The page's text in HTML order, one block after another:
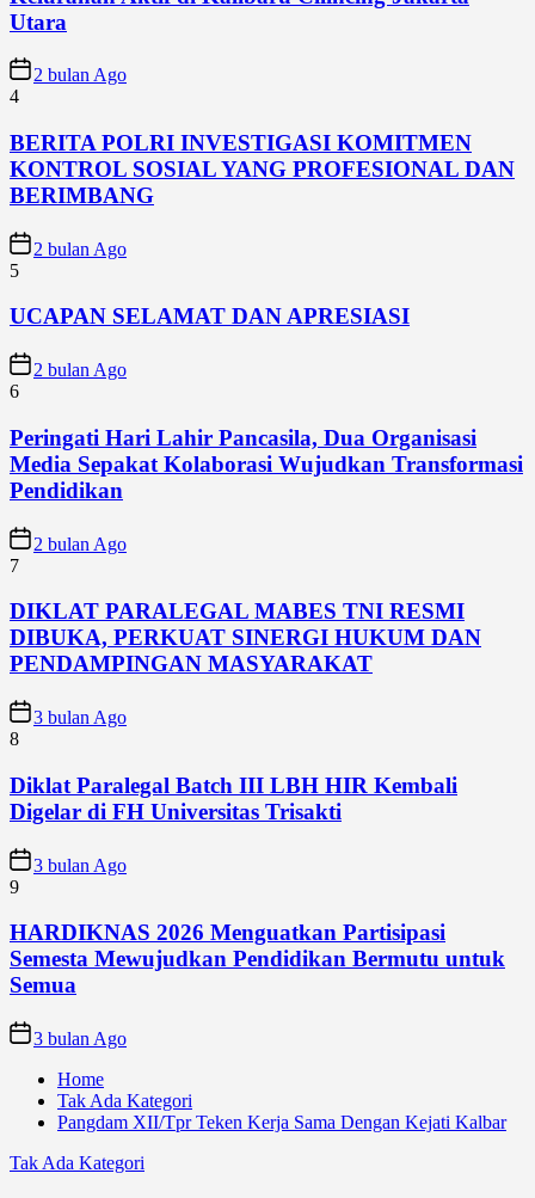
Utara
2 bulan Ago
4
BERITA POLRI INVESTIGASI KOMITMEN
KONTROL SOSIAL YANG PROFESIONAL DAN
BERIMBANG
2 bulan Ago
5
UCAPAN SELAMAT DAN APRESIASI
2 bulan Ago
6
Peringati Hari Lahir Pancasila, Dua Organisasi
Media Sepakat Kolaborasi Wujudkan Transformasi
Pendidikan
2 bulan Ago
7
DIKLAT PARALEGAL MABES TNI RESMI
DIBUKA, PERKUAT SINERGI HUKUM DAN
PENDAMPINGAN MASYARAKAT
3 bulan Ago
8
Diklat Paralegal Batch III LBH HIR Kembali
Digelar di FH Universitas Trisakti
3 bulan Ago
9
HARDIKNAS 2026 Menguatkan Partisipasi
Semesta Mewujudkan Pendidikan Bermutu untuk
Semua
3 bulan Ago
Home
Tak Ada Kategori
Pangdam XII/Tpr Teken Kerja Sama Dengan Kejati Kalbar
Tak Ada Kategori